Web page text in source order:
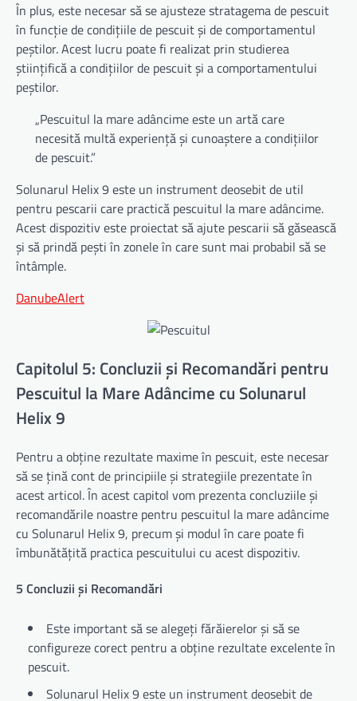
În plus, este necesar să se ajusteze stratagema de pescuit
în funcție de condițiile de pescuit și de comportamentul
peștilor. Acest lucru poate fi realizat prin studierea
științifică a condițiilor de pescuit și a comportamentului
peștilor.
„Pescuitul la mare adâncime este un artă care
necesită multă experiență și cunoaștere a condițiilor
de pescuit.”
Solunarul Helix 9 este un instrument deosebit de util
pentru pescarii care practică pescuitul la mare adâncime.
Acest dispozitiv este proiectat să ajute pescarii să găsească
și să prindă pești în zonele în care sunt mai probabil să se
întâmple.
DanubeAlert
Capitolul 5: Concluzii și Recomandări pentru
Pescuitul la Mare Adâncime cu Solunarul
Helix 9
Pentru a obține rezultate maxime în pescuit, este necesar
să se țină cont de principiile și strategiile prezentate în
acest articol. În acest capitol vom prezenta concluziile și
recomandările noastre pentru pescuitul la mare adâncime
cu Solunarul Helix 9, precum și modul în care poate fi
îmbunătățită practica pescuitului cu acest dispozitiv.
5 Concluzii și Recomandări
Este important să se alegeți fărăierelor și să se
configureze corect pentru a obține rezultate excelente în
pescuit.
Solunarul Helix 9 este un instrument deosebit de